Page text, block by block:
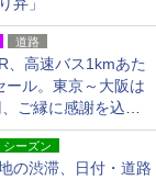
道路
、高速バス1kmあた
ール。東京～大阪は
ご縁に感謝を込め
記念キャンペーン
シーズン
の渋滞、日付・道路